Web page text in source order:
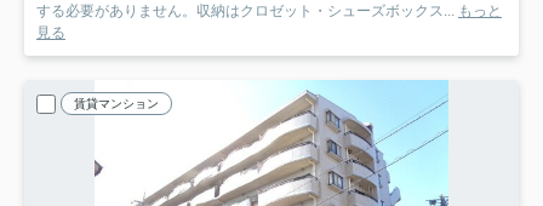
する必要がありません。収納はクロゼット・シューズボックス...
もっと
見る
賃貸マンション